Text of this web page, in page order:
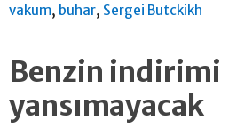
vakum, buhar, Sergei Butckikh
Benzin indirimi
yansımayacak